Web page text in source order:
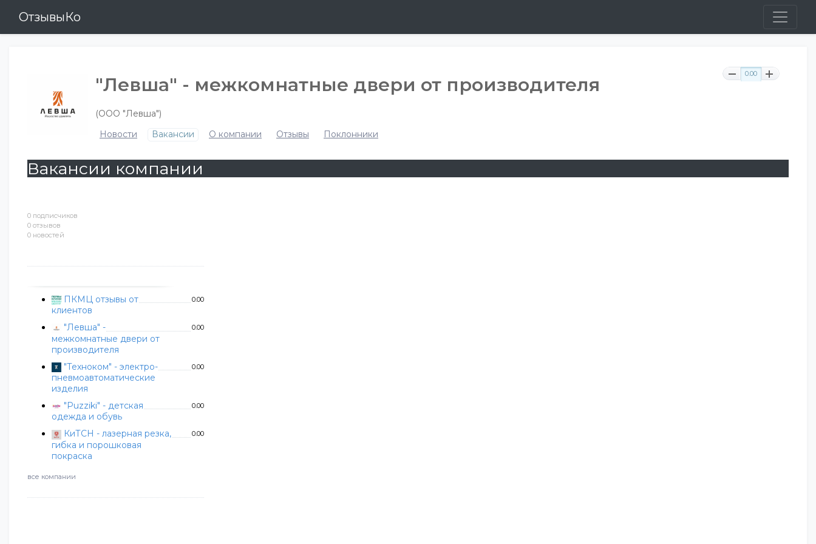
ОтзывыКо
0 подписчиков
0 отзывов
0 новостей
ПКМЦ отзывы от
клиентов
0.00
"Левша" -
межкомнатные двери от
производителя
0.00
"Техноком" - электро-
пневмоавтоматические
изделия
0.00
"Puzziki" - детская
одежда и обувь
0.00
КиТСН - лазерная резка,
гибка и порошковая
покраска
0.00
все компании
0.00
"Левша" - межкомнатные двери от производителя
(ООО "Левша")
Новости
Вакансии О компании Отзывы Поклонники
Вакансии компании